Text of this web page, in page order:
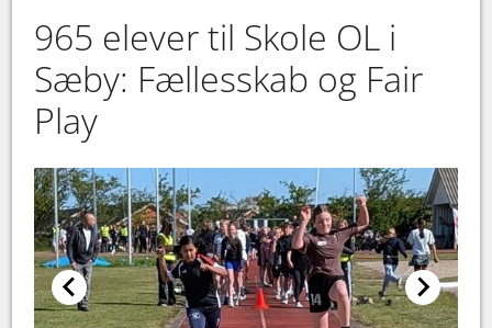
965 elever til Skole OL i
Sæby: Fællesskab og Fair
Play